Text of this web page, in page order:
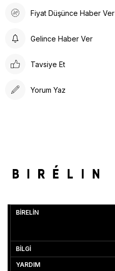
Fiyat Düşünce Haber Ver
Gelince Haber Ver
Tavsiye Et
Yorum Yaz
BİRELİN
BİLGİ
YARDIM